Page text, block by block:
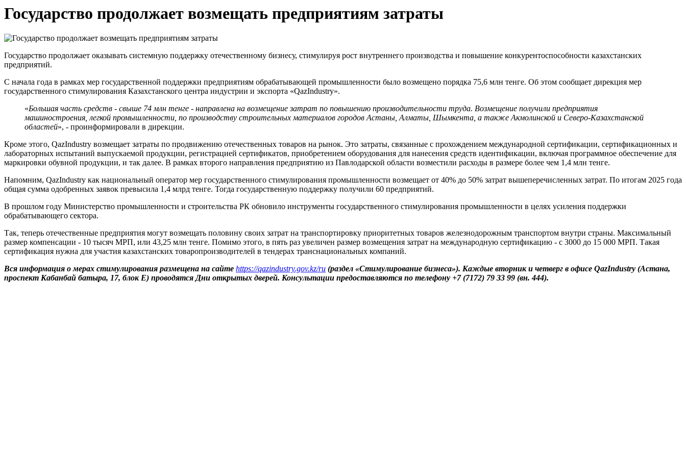
Государство продолжает возмещать предприятиям затраты
Государство продолжает оказывать системную поддержку отечественному бизнесу, стимулируя рост внутреннего производства и повышение конкурентоспособности казахстанских
предприятий.
С начала года в рамках мер государственной поддержки предприятиям обрабатывающей промышленности было возмещено порядка 75,6 млн тенге. Об этом сообщает дирекция мер
государственного стимулирования Казахстанского центра индустрии и экспорта «QazIndustry».
«Большая часть средств - свыше 74 млн тенге - направлена на возмещение затрат по повышению производительности труда. Возмещение получили предприятия
машиностроения, легкой промышленности, по производству строительных материалов городов Астаны, Алматы, Шымкента, а также Акмолинской и Северо-Казахстанской
областей», - проинформировали в дирекции.
Кроме этого, QazIndustry возмещает затраты по продвижению отечественных товаров на рынок. Это затраты, связанные с прохождением международной сертификации, сертификационных и
лабораторных испытаний выпускаемой продукции, регистрацией сертификатов, приобретением оборудования для нанесения средств идентификации, включая программное обеспечение для
маркировки обувной продукции, и так далее. В рамках второго направления предприятию из Павлодарской области возместили расходы в размере более чем 1,4 млн тенге.
Напомним, QazIndustry как национальный оператор мер государственного стимулирования промышленности возмещает от 40% до 50% затрат вышеперечисленных затрат. По итогам 2025 года
общая сумма одобренных заявок превысила 1,4 млрд тенге. Тогда государственную поддержку получили 60 предприятий.
В прошлом году Министерство промышленности и строительства РК обновило инструменты государственного стимулирования промышленности в целях усиления поддержки
обрабатывающего сектора.
Так, теперь отечественные предприятия могут возмещать половину своих затрат на транспортировку приоритетных товаров железнодорожным транспортом внутри страны. Максимальный
размер компенсации - 10 тысяч МРП, или 43,25 млн тенге. Помимо этого, в пять раз увеличен размер возмещения затрат на международную сертификацию - с 3000 до 15 000 МРП. Такая
сертификация нужна для участия казахстанских товаропроизводителей в тендерах транснациональных компаний.
Вся информация о мерах стимулирования размещена на сайте https://qazindustry.gov.kz/ru (раздел «Стимулирование бизнеса»). Каждые вторник и четверг в офисе QazIndustry (Астана,
проспект Кабанбай батыра, 17, блок Е) проводятся Дни открытых дверей. Консультации предоставляются по телефону +7 (7172) 79 33 99 (вн. 444).